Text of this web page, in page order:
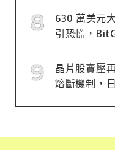
630 萬美元
引恐慌，
晶片股賣壓
熔斷機制，